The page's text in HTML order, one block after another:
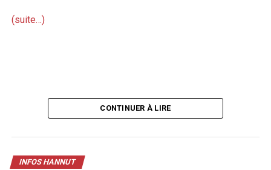
(suite…)
CONTINUER À LIRE
INFOS HANNUT